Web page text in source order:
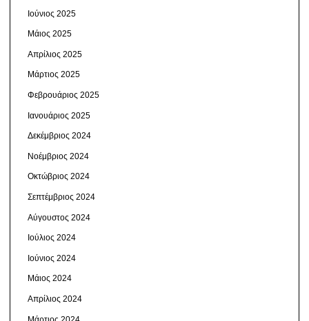
Ιούνιος 2025
Μάιος 2025
Απρίλιος 2025
Μάρτιος 2025
Φεβρουάριος 2025
Ιανουάριος 2025
Δεκέμβριος 2024
Νοέμβριος 2024
Οκτώβριος 2024
Σεπτέμβριος 2024
Αύγουστος 2024
Ιούλιος 2024
Ιούνιος 2024
Μάιος 2024
Απρίλιος 2024